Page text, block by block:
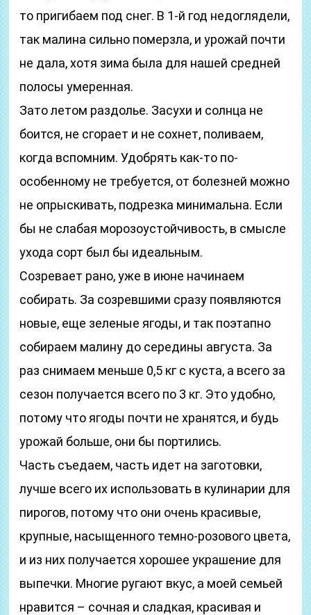
то пригибаем под снег. В 1-й год недоглядели,
так малина сильно померзла, и урожай почти
не дала, хотя зима была для нашей средней
полосы умеренная.
Зато летом раздолье. Засухи и солнца не
боится, не сгорает и не сохнет, поливаем,
когда вспомним. Удобрять как-то по-
особенному не требуется, от болезней можно
не опрыскивать, подрезка минимальна. Если
бы не слабая морозоустойчивость, в смысле
ухода сорт был бы идеальным.
Созревает рано, уже в июне начинаем
собирать. За созревшими сразу появляются
новые, еще зеленые ягоды, и так поэтапно
собираем малину до середины августа. За
раз снимаем меньше 0,5 кг с куста, а всего за
сезон получается всего по 3 кг. Это удобно,
потому что ягоды почти не хранятся, и будь
урожай больше, они бы портились.
Часть съедаем, часть идет на заготовки,
лучше всего их использовать в кулинарии для
пирогов, потому что они очень красивые,
крупные, насыщенного темно-розового цвета,
и из них получается хорошее украшение для
выпечки. Многие ругают вкус, а моей семьей
нравится – сочная и сладкая, красивая и